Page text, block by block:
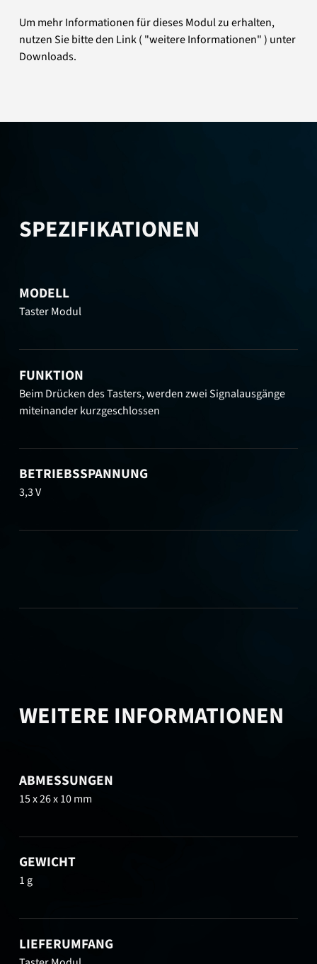
Um mehr Informationen für dieses Modul zu erhalten,
nutzen Sie bitte den Link ( "weitere Informationen" ) unter
Downloads.
SPEZIFIKATIONEN
MODELL
Taster Modul
FUNKTION
Beim Drücken des Tasters, werden zwei Signalausgänge
miteinander kurzgeschlossen
BETRIEBSSPANNUNG
3,3 V
WEITERE INFORMATIONEN
ABMESSUNGEN
15 x 26 x 10 mm
GEWICHT
1 g
LIEFERUMFANG